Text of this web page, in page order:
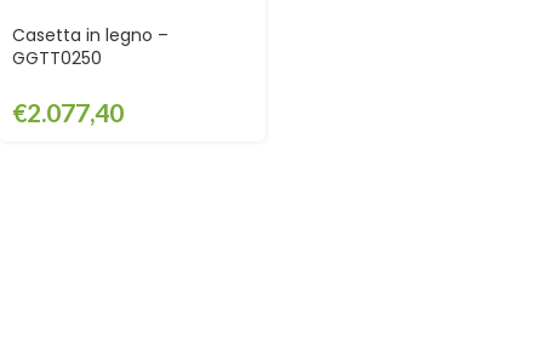
Casetta in legno –
GGTT0250
€2.077,40